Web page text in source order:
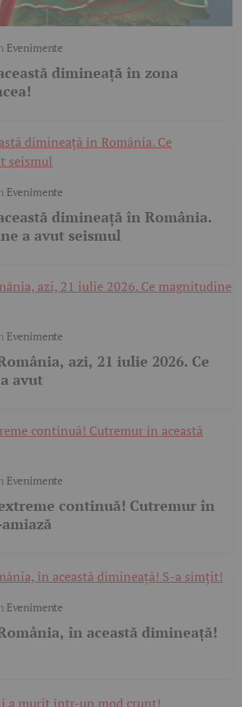
Evenimente
dimineață în zona
Evenimente
dimineață în România.
a avut seismul
Evenimente
azi, 21 iulie 2026. Ce
avut
Evenimente
continuă! Cutremur în
Evenimente
în această dimineață!